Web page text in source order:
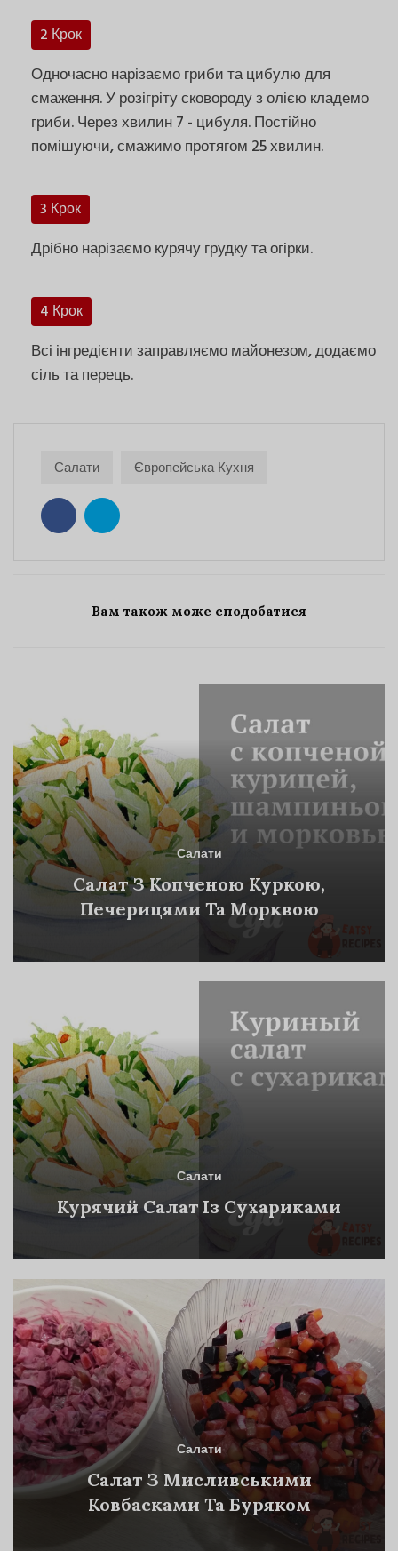
2 Крок
Одночасно нарізаємо гриби та цибулю для
смаження. У розігріту сковороду з олією кладемо
гриби. Через хвилин 7 - цибуля. Постійно
помішуючи, смажимо протягом 25 хвилин.
3 Крок
Дрібно нарізаємо курячу грудку та огірки.
4 Крок
Всі інгредієнти заправляємо майонезом, додаємо
сіль та перець.
Салати Європейська Кухня
Вам також може сподобатися
Салати
Салат З Копченою Куркою,
Печерицями Та Морквою
Салати
Курячий Салат Із Сухариками
Салати
Салат З Мисливськими
Ковбасками Та Буряком